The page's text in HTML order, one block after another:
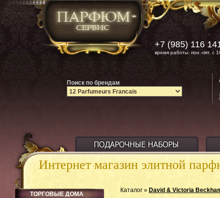
Интернет магазин элитной
Каталог » David & Victoria
ТОРГОВЫЕ ДОМА
+7 (985) 116
время работы: пон.-пят. с
Поиск по брендам